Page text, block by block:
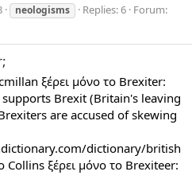
neologisms Replies: 6 Forum:
ξέρει μόνο το Brexiter:
Brexit (Britain's leaving
are accused of skewing
dictionary/british
Collins ξέρει μόνο το Brexiteer: